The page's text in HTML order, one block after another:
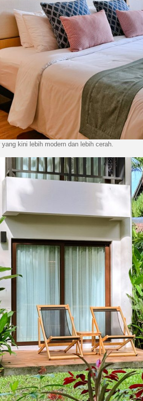
kini lebih modern dan lebih cerah.